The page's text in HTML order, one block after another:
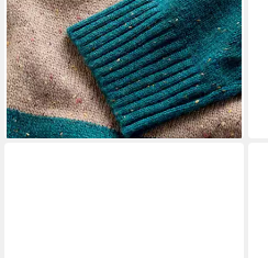
Rugby-Polohemd aus Strick
mit Streifen (1-tlg)
34,00 € UVP67,00 €
-49%
lieferbar - in 2-3 Werktagen bei dir